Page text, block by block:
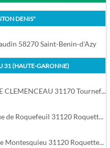
DENIS"
58270 Saint-Benin-d'Azy
31 (HAUTE-GARONNE)
CLEMENCEAU 31170 Tournefeuille
de Roquefeuil 31120 Roquettes
Montesquieu 31120 Roquettes